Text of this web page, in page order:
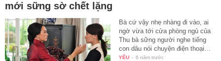
mới sững sờ chết lặng
Bà cứ vậy nhẹ nhàng đi vào, ai
ngờ vừa tới cửa phòng ngủ của
Thu bà sững người nghe tiếng
con dâu nói chuyện điện thoại…
YÊU - 6 năm trước